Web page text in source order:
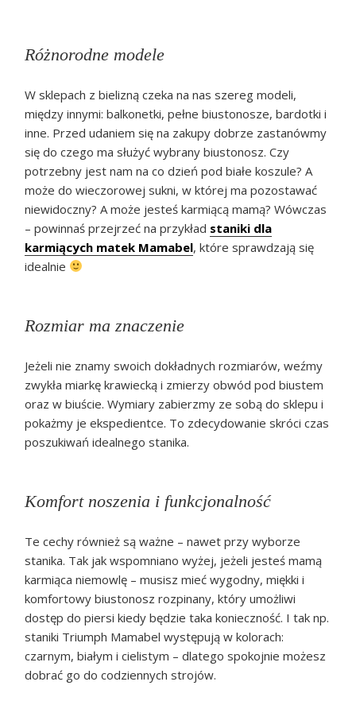
Różnorodne modele
W sklepach z bielizną czeka na nas szereg modeli,
między innymi: balkonetki, pełne biustonosze, bardotki i
inne. Przed udaniem się na zakupy dobrze zastanówmy
się do czego ma służyć wybrany biustonosz. Czy
potrzebny jest nam na co dzień pod białe koszule? A
może do wieczorowej sukni, w której ma pozostawać
niewidoczny? A może jesteś karmiącą mamą? Wówczas
– powinnaś przejrzeć na przykład staniki dla
karmiących matek Mamabel, które sprawdzają się
idealnie
Rozmiar ma znaczenie
Jeżeli nie znamy swoich dokładnych rozmiarów, weźmy
zwykła miarkę krawiecką i zmierzy obwód pod biustem
oraz w biuście. Wymiary zabierzmy ze sobą do sklepu i
pokażmy je ekspedientce. To zdecydowanie skróci czas
poszukiwań idealnego stanika.
Komfort noszenia i funkcjonalność
Te cechy również są ważne – nawet przy wyborze
stanika. Tak jak wspomniano wyżej, jeżeli jesteś mamą
karmiąca niemowlę – musisz mieć wygodny, miękki i
komfortowy biustonosz rozpinany, który umożliwi
dostęp do piersi kiedy będzie taka konieczność. I tak np.
staniki Triumph Mamabel występują w kolorach:
czarnym, białym i cielistym – dlatego spokojnie możesz
dobrać go do codziennych strojów.